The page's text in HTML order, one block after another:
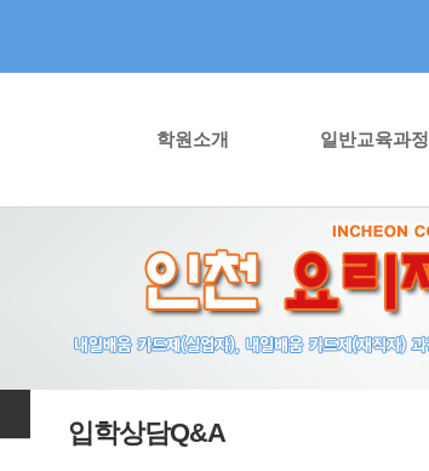
학원소개 일반교육과정
입학상담Q&A